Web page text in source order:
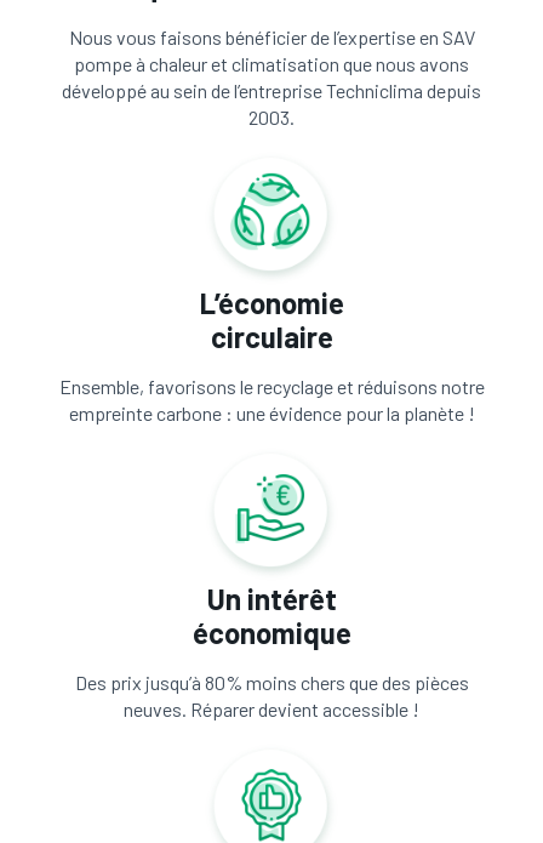
Nous vous faisons bénéficier de l’expertise en SAV
pompe à chaleur et climatisation que nous avons
développé au sein de l’entreprise Techniclima depuis
2003.
L’économie
circulaire
Ensemble, favorisons le recyclage et réduisons notre
empreinte carbone : une évidence pour la planète !
Un intérêt
économique
Des prix jusqu’à 80% moins chers que des pièces
neuves. Réparer devient accessible !